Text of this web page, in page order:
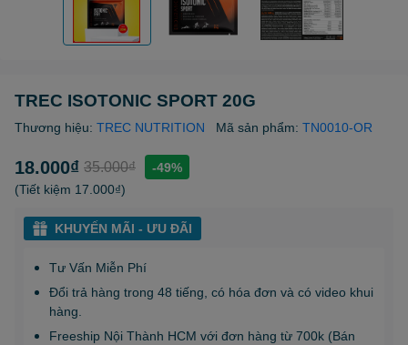
TREC ISOTONIC SPORT 20G
Thương hiệu: TREC NUTRITION Mã sản phẩm: TN0010-OR
18.000₫ 35.000₫
-49%
(Tiết kiệm 17.000₫)
KHUYẾN MÃI - ƯU ĐÃI
Tư Vấn Miễn Phí
Đổi trả hàng trong 48 tiếng, có hóa đơn và có video khui
hàng.
Freeship Nội Thành HCM với đơn hàng từ 700k (Bán